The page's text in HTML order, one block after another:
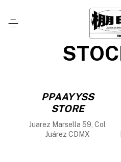
PPAAYYSS
STORE
Juarez Marsella 59, Col
Juárez CDMX